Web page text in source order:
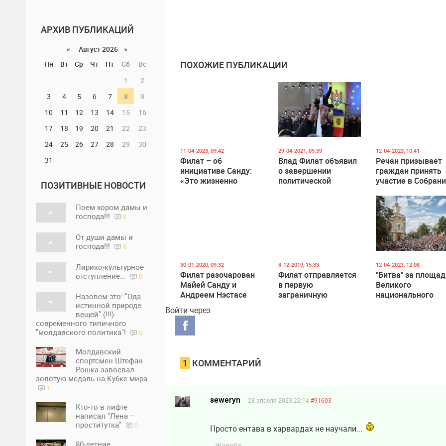
АРХИВ ПУБЛИКАЦИЙ
«
Август 2026 »
Пн
Вт Ср Чт Пт Сб
Вс
1
2
3
4 5 6 7 8
9
10
11 12 13 14 15
16
17
18 19 20 21 22
23
24
25 26 27 28 29
30
31
ПОЗИТИВНЫЕ НОВОСТИ
Поем хором дамы и
господа!!!
0
От души дамы и
господа!!!
0
Лирико-культурное
отступление...
0
Назовем это: "Ода
истинной природе
вещей" (!!!)
современного типичного
"молдавского политика"!
0
Молдавский
спортсмен Штефан
Рошка завоевал
золотую медаль на Кубке мира
1
Кто-то в лифте
написал "Лена –
проститутка"
0
ПОХОЖИЕ ПУБЛИКАЦИИ
11-04-2023, 09:42
Филат – об
инициативе Санду:
«Это жизненно
29-04-2021, 09:39
Влад Филат объявил
о завершении
политической
12-04-2023, 10:41
Речан призывает
граждан принять
участие в
Молдова
30-01-2020, 09:32
Филат разочарован
Майей Санду и
Андреем Нэстасе
8-12-2019, 15:33
Филат отправляется
в первую
заграничную
12-04-2023, 12:08
"Битва" за
Великого
национального
Войти через
1 КОММЕНТАРИЙ
seweryn 28 апреля 2023 22:14#91603
Просто ентава в харвардах не научали...